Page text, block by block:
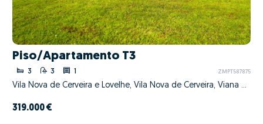
Piso/Apartamento T3
3 3 1 ZMPT587875
Vila Nova de Cerveira e Lovelhe, Vila Nova de Cerveira, Viana do Castelo
319.000 €